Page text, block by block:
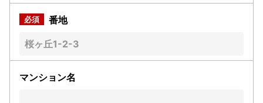
番地
マンション名